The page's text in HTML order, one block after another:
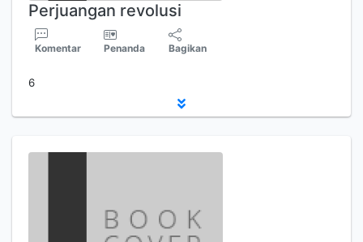
Perjuangan revolusi
Komentar Penanda Bagikan
6